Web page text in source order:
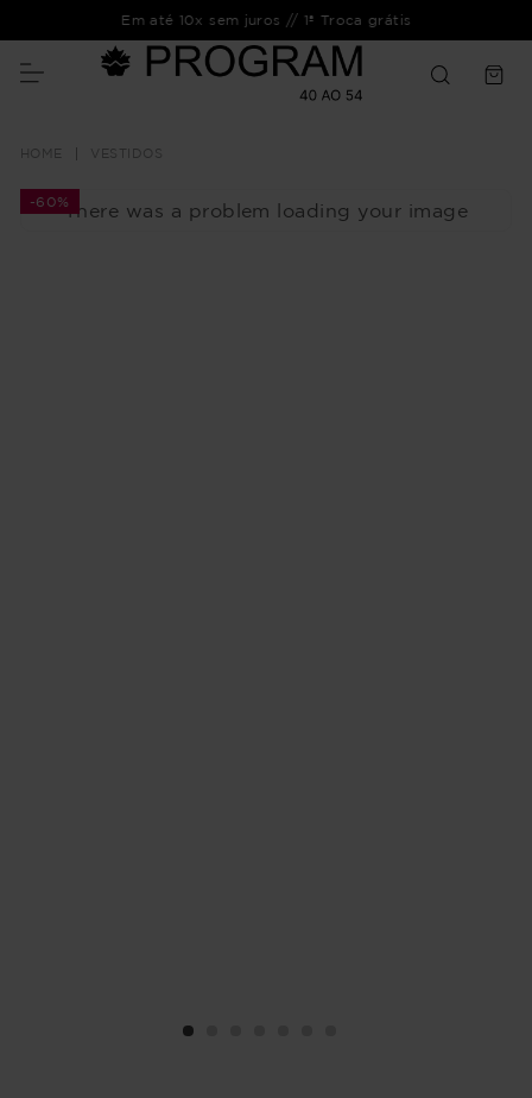
Em até 10x sem juros // 1ª Troca grátis
VESTIDOS
There was a problem loading your image
-60%